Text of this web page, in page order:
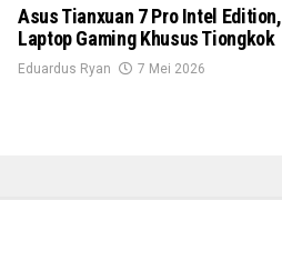
Asus Tianxuan 7 Pro Intel Edition,
Laptop Gaming Khusus Tiongkok
Eduardus Ryan 7 Mei 2026